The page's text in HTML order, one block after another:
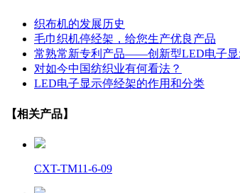
织布机的发展历史
毛巾织机停经架，给您生产优良产品
常熟常新专利产品——创新型LED电子显
对如今中国纺织业有何看法？
LED电子显示停经架的作用和分类
【相关产品】
CXT-TM11-6-09